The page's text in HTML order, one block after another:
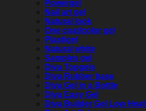
Powergel
Nail art gel
Natural look
One coat/color gel
Plastigel
Natural white
Samples gel
Diva Topgels
Diva Rubber base
Diva Gel in a Bottle
Diva Easy Gel
Diva Builder Gel Low Heat